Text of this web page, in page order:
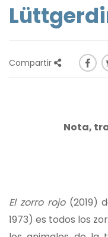
Compartir
Nota,
El zorro rojo(2019)
1973) es todos los